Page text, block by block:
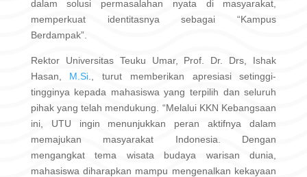
dalam solusi permasalahan nyata di masyarakat,
memperkuat identitasnya sebagai “Kampus
Berdampak”.
Rektor Universitas Teuku Umar, Prof. Dr. Drs, Ishak
Hasan, M.Si ., turut memberikan apresiasi setinggi-
tingginya kepada mahasiswa yang terpilih dan seluruh
pihak yang telah mendukung. “Melalui KKN Kebangsaan
ini, UTU ingin menunjukkan peran aktifnya dalam
memajukan masyarakat Indonesia. Dengan
mengangkat tema wisata budaya warisan dunia,
mahasiswa diharapkan mampu mengenalkan kekayaan